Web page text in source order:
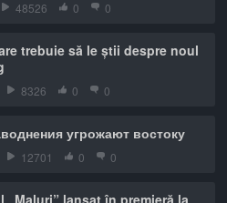
48526 0 0
trebuie să le știi despre noul
8326 0 0
угрожают востоку
12701 0 0
„Maluri” lansat în premieră la